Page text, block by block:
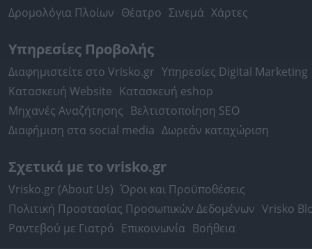
Δρομολόγια Πλοίων Θέατρο Σινεμά Χάρτες
Υπηρεσίες Προβολής
Διαφημιστείτε στο Vrisko.gr Υπηρεσίες Digital Marketing
Κατασκευή Website Κατασκευή eshop
Μηχανές Αναζήτησης Βελτιστοποίηση SEO
Διαφήμιση στα social media Δωρεάν καταχώριση
Σχετικά με το vrisko.gr
Vrisko.gr (About Us) Όροι και Προϋποθέσεις
Πολιτική Προστασίας Προσωπικών Δεδομένων Vrisko
Ραντεβού με Γιατρό Επικοινωνία Βοήθεια